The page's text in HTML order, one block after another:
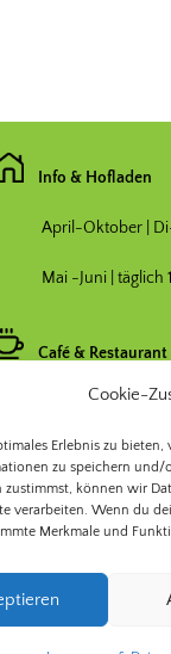
Cookie-
Erlebnis zu
zu speichern und/
zustimmst, können wir
verarbeiten. Wenn du
Merkmale und
Info & Hofladen
April-Oktober |
Mai -Juni | täglich
Café & Restaurant
Nebensaison
Hauptsaison Mai-